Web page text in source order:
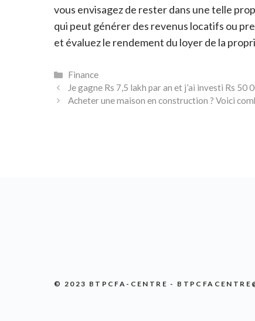
vous envisagez de rester dans une telle
qui peut générer des revenus locatifs ou
et évaluez le rendement du loyer de la
Catégories
Finance
Je gagne Rs 7,5 lakh par an et j’ai investi Rs
Acheter une maison en construction ? Voici
© 2023 BTPCFA-CENTRE -